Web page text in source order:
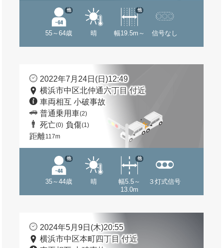
55～64歳
他
晴 幅19.5m～
他
信号なし
2022年7月24日(日)12:49
横浜市中区北仲通六丁目 付近
車両相互 小破事故
普通乗用車(2)
死亡(0) 負傷(1)
距離117m
35～44歳
他
晴
幅5.5～
13.0m
他
３灯式信号
2024年5月9日(木)20:55
横浜市中区本町四丁目 付近